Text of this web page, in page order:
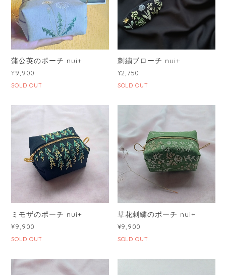
蒲公英のポーチ nui+
¥9,900
SOLD OUT
刺繍ブローチ nui+
¥2,750
SOLD OUT
ミモザのポーチ nui+
¥9,900
SOLD OUT
草花刺繍のポーチ nui+
¥9,900
SOLD OUT